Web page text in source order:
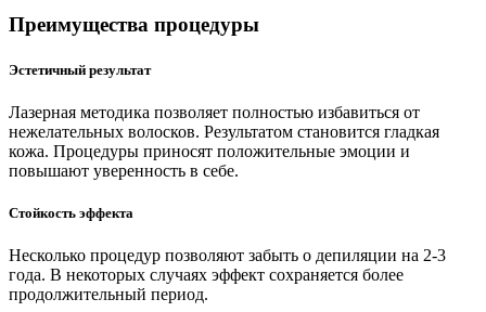
Преимущества процедуры
Эстетичный результат
Лазерная методика позволяет полностью избавиться от
нежелательных волосков. Результатом становится гладкая
кожа. Процедуры приносят положительные эмоции и
повышают уверенность в себе.
Стойкость эффекта
Несколько процедур позволяют забыть о депиляции на 2-3
года. В некоторых случаях эффект сохраняется более
продолжительный период.